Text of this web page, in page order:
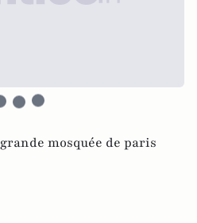
grande mosquée de paris